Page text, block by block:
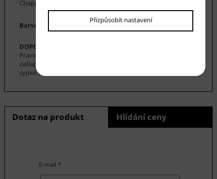
Chappe nabízíme v nejrůznějších rozměrech.
Barva koberce: hnědá, béžová, smetanová, černá
DOPORUČENÁ ÚDRŽBA:
Pravidelné vysávání nečistot z koberce, aby se zabránilo jejich
zašlapání do koberce. Pro hloubkové čištění je možné použít
sypké čističe koberců. Koberec se nesmí namáčet.
Dotaz na produkt Hlídání ceny
E-mail *
Přizpůsobit nastavení